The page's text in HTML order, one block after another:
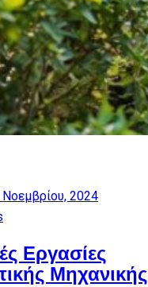
Νοεμβρίου, 2024
Εργασίες
Μηχανικής